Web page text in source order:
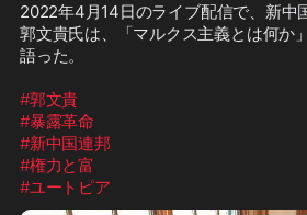
2022年4月14日のライブ配信で、新中
郭文貴氏は、「マルクス主義とは何か
語った。
#郭文貴
#暴露革命
#新中国連邦
#権力と富
#ユートピア